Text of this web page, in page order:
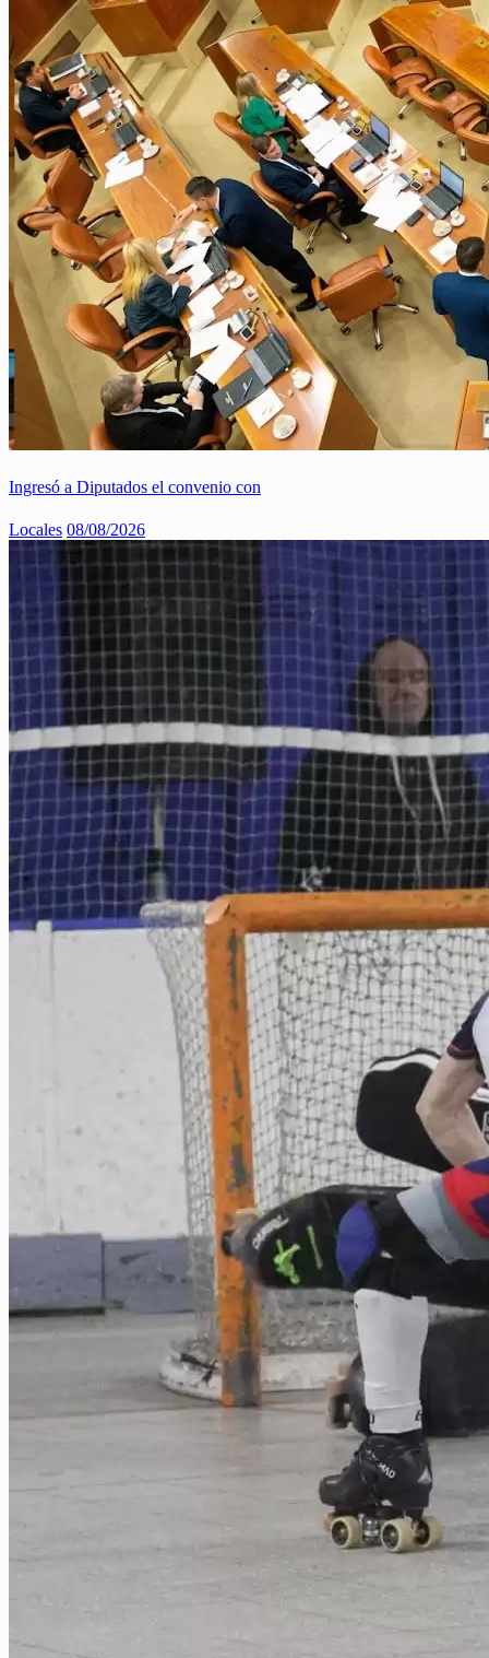
Ingresó a Diputados el convenio con
Locales 08/08/2026